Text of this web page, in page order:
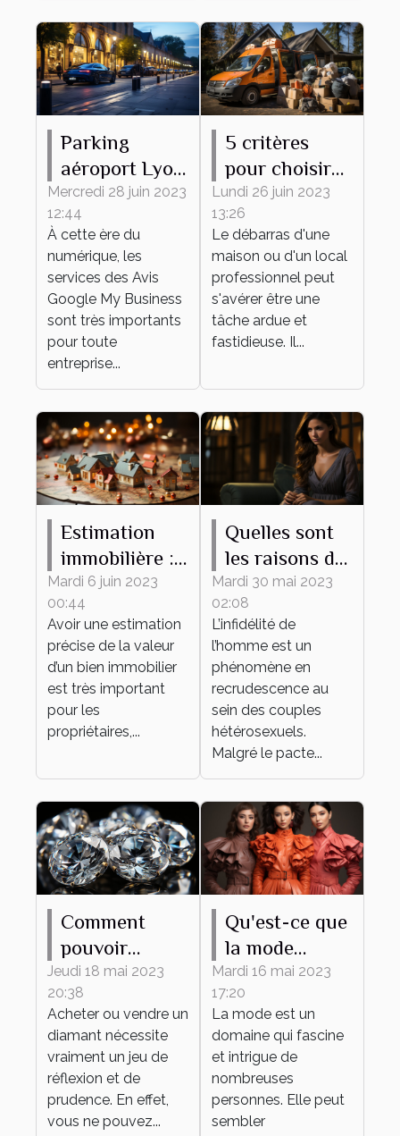
Parking
aéroport Lyon
: comment
accroître sa
réputation
grâce aux
témoignages
des clients ?
Mercredi 28 juin 2023
12:44
À cette ère du
numérique, les
services des Avis
Google My Business
sont très importants
pour toute
entreprise...
5 critères
pour choisir
une entreprise
de débarras
Lundi 26 juin 2023
13:26
Le débarras d'une
maison ou d'un local
professionnel peut
s'avérer être une
tâche ardue et
fastidieuse. Il...
Estimation
immobilière :
ce qu’il faut
savoir
Mardi 6 juin 2023
00:44
Avoir une estimation
précise de la valeur
d’un bien immobilier
est très important
pour les
propriétaires,...
Quelles sont
les raisons de
l’infidélité de
l’homme dans
un couple ?
Mardi 30 mai 2023
02:08
L’infidélité de
l’homme est un
phénomène en
recrudescence au
sein des couples
hétérosexuels.
Malgré le pacte...
Comment
pouvoir
estimer le prix
d’un diamant
?
Jeudi 18 mai 2023
20:38
Acheter ou vendre un
diamant nécessite
vraiment un jeu de
réflexion et de
prudence. En effet,
vous ne pouvez...
Qu'est-ce que
la mode
apporte ?
Mardi 16 mai 2023
17:20
La mode est un
domaine qui fascine
et intrigue de
nombreuses
personnes. Elle peut
sembler